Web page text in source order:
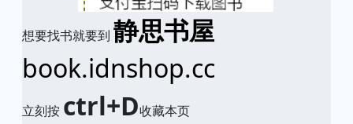
想要找书就要到 静思书屋
book.idnshop.cc
立刻按 ctrl+D收藏本页